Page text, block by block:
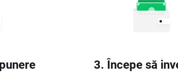
3. Începe să